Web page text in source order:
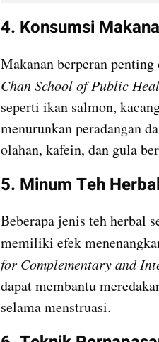
4. Konsumsi
Makanan berperan
Chan School of Public
seperti ikan salmon,
menurunkan peradangan
olahan, kafein, dan gula
5. Minum Teh
Beberapa jenis teh herbal
memiliki efek
for Complementary and
dapat membantu
selama menstruasi.